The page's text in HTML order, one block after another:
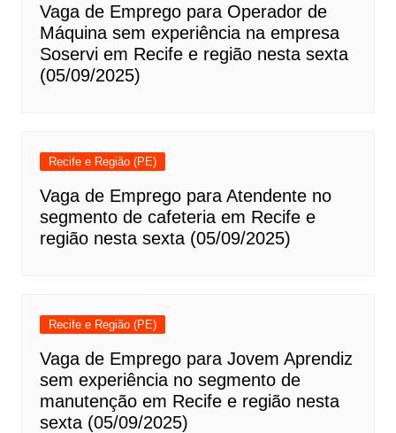
Vaga de Emprego para Operador de
Máquina sem experiência na empresa
Soservi em Recife e região nesta sexta
(05/09/2025)
Recife e Região (PE)
Vaga de Emprego para Atendente no
segmento de cafeteria em Recife e
região nesta sexta (05/09/2025)
Recife e Região (PE)
Vaga de Emprego para Jovem Aprendiz
sem experiência no segmento de
manutenção em Recife e região nesta
sexta (05/09/2025)